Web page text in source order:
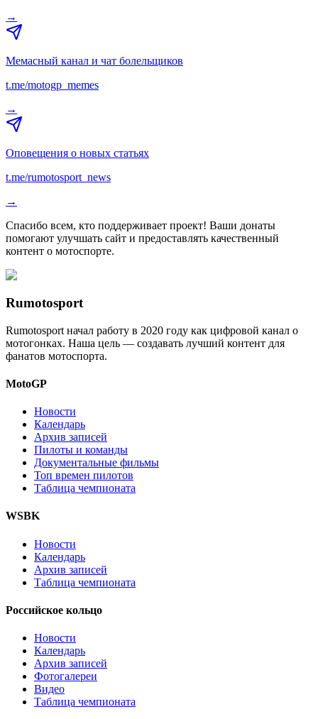
→
Мемасный канал и чат болельщиков
t.me/motogp_memes
→
Оповещения о новых статьях
t.me/rumotosport_news
→
Спасибо всем, кто поддерживает проект! Ваши донаты
помогают улучшать сайт и предоставлять качественный
контент о мотоспорте.
Rumotosport
Rumotosport начал работу в 2020 году как цифровой канал о
мотогонках. Наша цель — создавать лучший контент для
фанатов мотоспорта.
MotoGP
Новости
Календарь
Архив записей
Пилоты и команды
Документальные фильмы
Топ времен пилотов
Таблица чемпионата
WSBK
Новости
Календарь
Архив записей
Таблица чемпионата
Российское кольцо
Новости
Календарь
Архив записей
Фотогалереи
Видео
Таблица чемпионата